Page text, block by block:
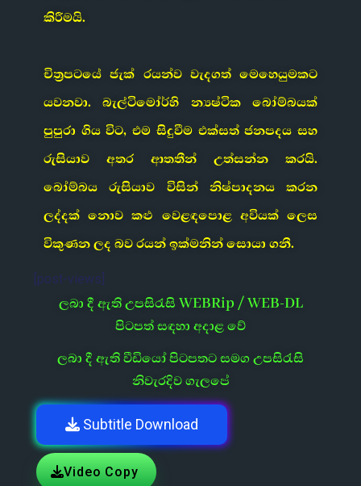
කිරීමයි.
චිත්‍රපටයේ ජැක් රයන්ව වැදගත් මෙහෙයුමකට
යවනවා. බැල්ටිමෝර්හි න්‍යෂ්ටික බෝම්බයක්
පුපුරා ගිය විට, එම සිදුවීම එක්සත් ජනපදය සහ
රුසියාව අතර ආතතීන් උත්සන්න කරයි.
බෝම්බය රුසියාව විසින් නිෂ්පාදනය කරන
ලද්දක් නොව කළු වෙළඳපොළ අවියක් ලෙස
විකුණන ලද බව රයන් ඉක්මනින් සොයා ගනී.
[post-views]
ලබා දී ඇති උපසිරැසි WEBRip / WEB-DL
පිටපත් සඳහා අදාළ වේ
ලබා දී ඇති වීඩියෝ පිටපතට සමග උපසිරැසි
නිවැරදිව ගැලපේ
Subtitle Download
Video Copy